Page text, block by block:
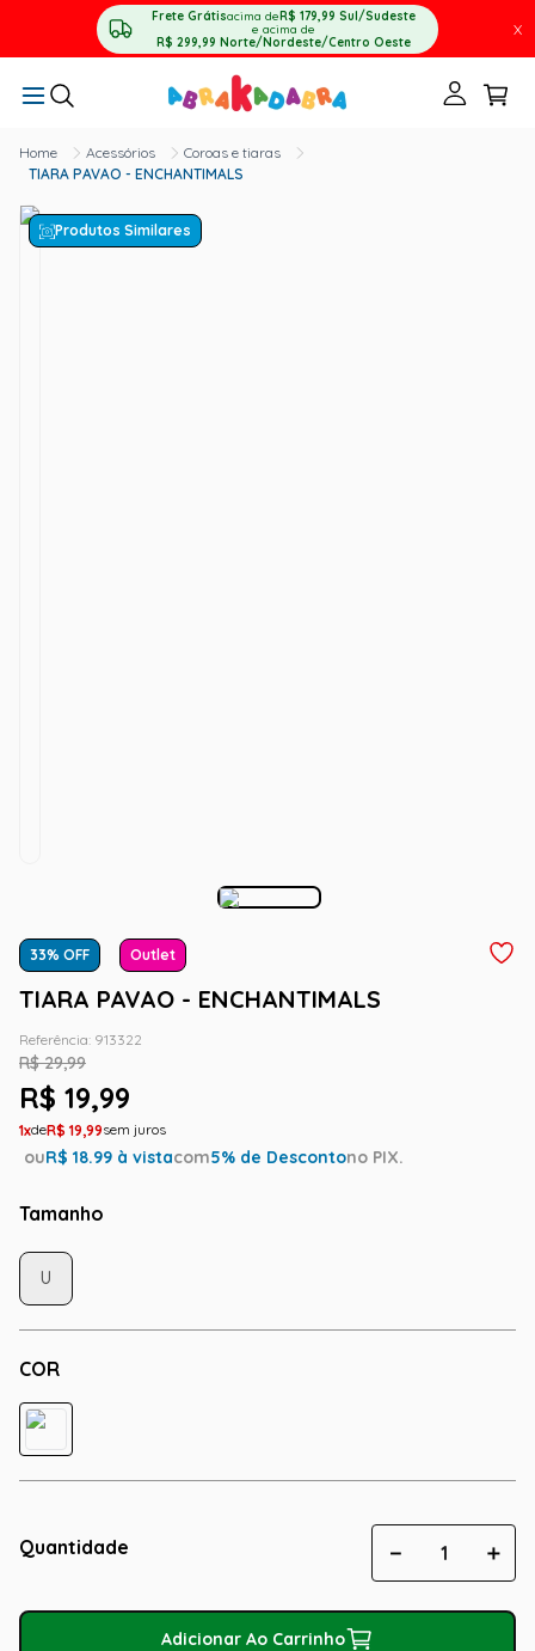
Frete Grátisacima deR$ 179,99 Sul/Sudeste
e acima de
R$ 299,99 Norte/Nordeste/Centro Oeste
X
Acessórios
Coroas e tiaras
TIARA PAVAO - ENCHANTIMALS
Produtos Similares
33% OFF Outlet
TIARA PAVAO - ENCHANTIMALS
Referência: 913322
R$ 29,99
R$ 19,99
1 R$ 19,99
ouR$ 18.99 à vistacom5% de Descontono PIX.
Tamanho
COR
U
Quantidade ＋
－
Adicionar Ao Carrinho